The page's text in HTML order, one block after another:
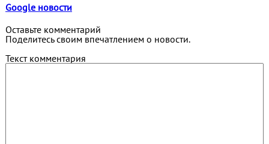
Google новости
Оставьте комментарий
Поделитесь своим впечатлением о новости.
Текст комментария